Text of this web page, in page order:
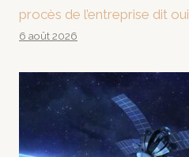
procès de l’entreprise dit oui
6 août 2026